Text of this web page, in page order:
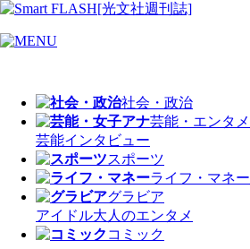
社会・政治
芸能・エンタメ
芸能インタビュー
スポーツ
ライフ・マネー
グラビア
アイドル大人のエンタメ
コミック